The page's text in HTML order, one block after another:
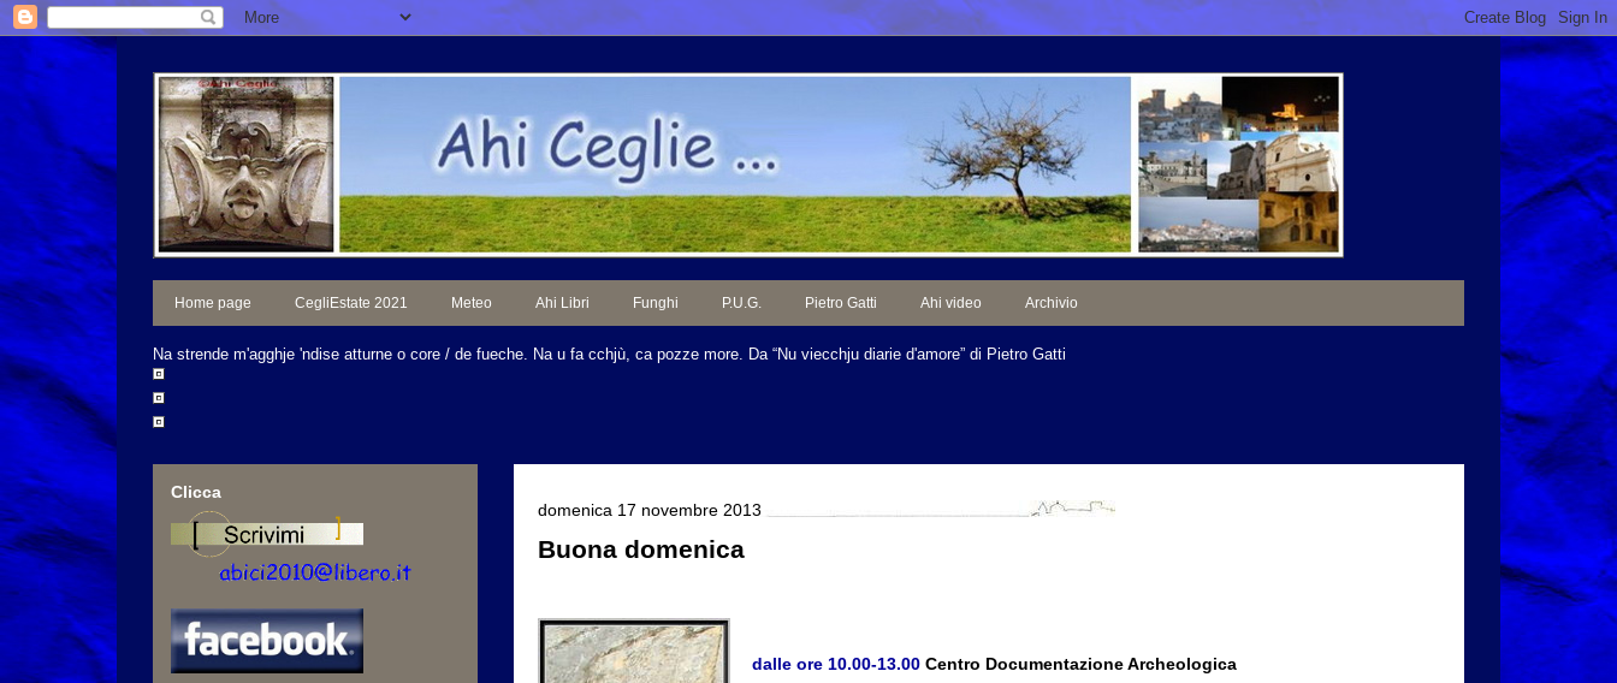
Home page CegliEstate 2021 Meteo Ahi Libri Funghi P.U.G. Pietro Gatti Ahi video Archivio
Na strende m'agghje 'ndise atturne o core / de fueche. Na u fa cchjù, ca pozze more. Da “Nu viecchju diarie d'amore” di Pietro Gatti
domenica 17 novembre 2013
Buona domenica
dalle ore 10.00-13.00 Centro Documentazione Archeologica
Clicca